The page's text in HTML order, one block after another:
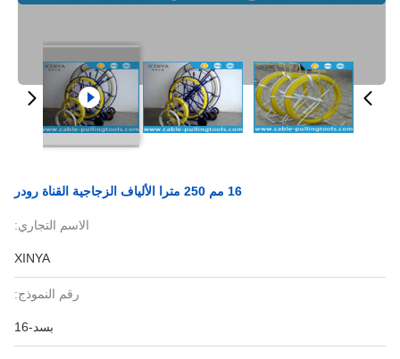
16 مم 250 مترا الألياف الزجاجية القناة رودر
الاسم التجاري:
XINYA
رقم النموذج:
بسد-16